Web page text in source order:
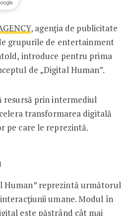
AGENCY anunță
, agenția de publicitate
grupurile de entertainment
introduce pentru prima
de „Digital Human”.
resursă prin intermediul
transformarea digitală
pe care le reprezintă.
Human” reprezintă următorul
umane. Modul în
este păstrând cât mai